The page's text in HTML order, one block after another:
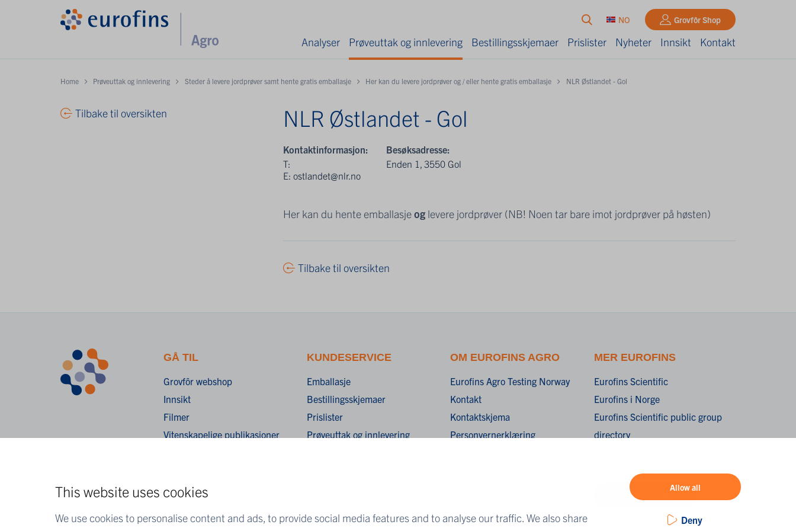
This website uses cookies
We use cookies to personalise content and ads, to provide social media features and to analyse our traffic. We also share
Allow all
Deny
NO Grovfôr Shop
Analyser Prøveuttak og innlevering Bestillingsskjemaer Prislister Nyheter Innsikt Kontakt
Home Prøveuttak og innlevering Steder å levere jordprøver samt hente gratis emballasje Her kan du levere jordprøver og / eller hente gratis emballasje NLR Østlandet - Gol
NLR Østlandet - Gol
Kontaktinformasjon:
T:
E:ostlandet@nlr.no
Besøksadresse:
Enden 1, 3550 Gol
Her kan du hente emballasjeog levere jordprøver (NB! Noen tar bare imot jordprøver på høsten)
Tilbake til oversikten
Tilbake til oversikten
GÅ TIL
Grovfôr webshop
Innsikt
Filmer
Vitenskapelige publikasjoner
KUNDESERVICE
Emballasje
Bestillingsskjemaer
Prislister
Prøveuttak og innlevering
OM EUROFINS AGRO
Eurofins Agro Testing Norway
Kontakt
Kontaktskjema
Personvernerklæring
MER EUROFINS
Eurofins Scientific
Eurofins i Norge
Eurofins Scientific public group
directory
Eurofins OnLine